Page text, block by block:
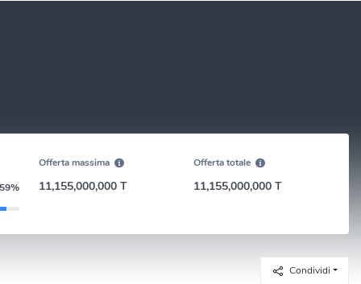
Offerta massima
11,155,000,000 T
Offerta totale
11,155,000,000 T
Condividi